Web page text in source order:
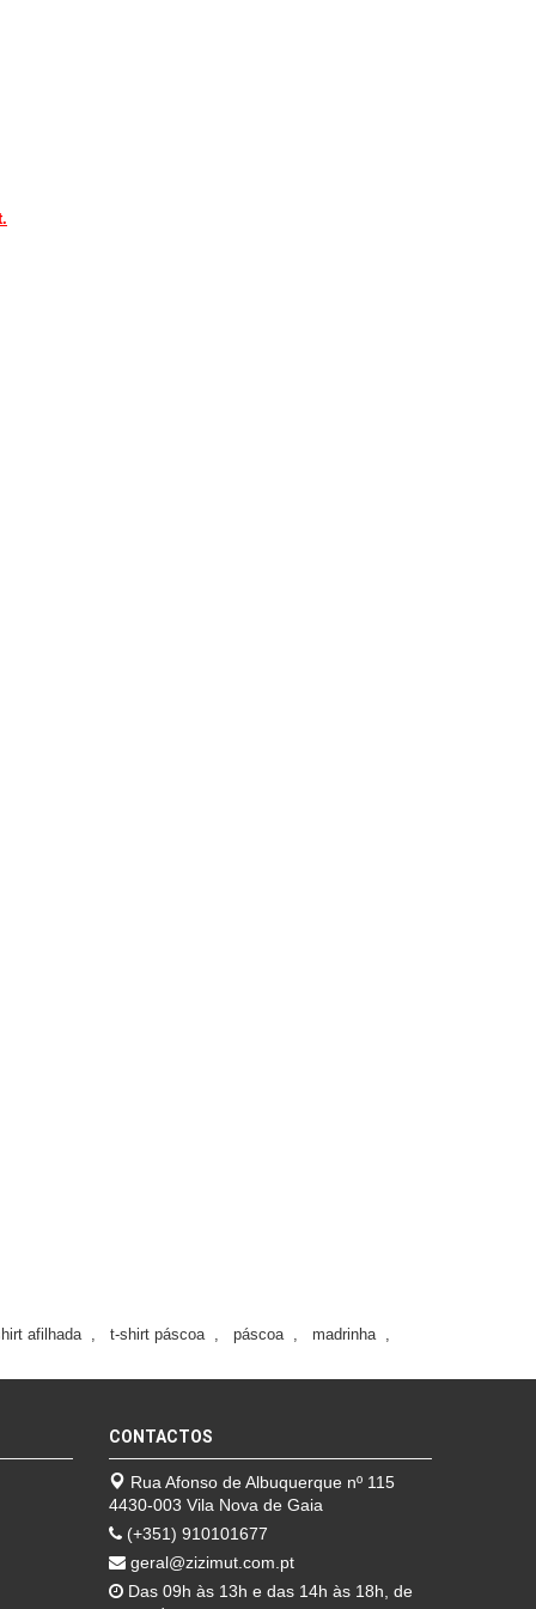
afilhada t-shirt páscoa páscoa madrinha
CONTACTOS
Rua Afonso de Albuquerque nº 115
4430-003 Vila Nova de Gaia
(+351) 910101677
geral@zizimut.com.pt
Das 09h às 13h e das 14h às 18h, de